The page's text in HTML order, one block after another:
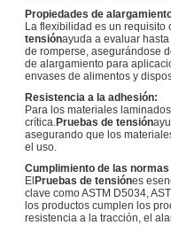
Propiedades de
La flexibilidad es un requisito
tensiónayuda a evaluar
de romperse, asegurándose
de alargamiento para
envases de alimentos y
Resistencia a la adhesión:
Para los materiales
crítica.Pruebas de tensión
asegurando que los
el uso.
Cumplimiento de las
ElPruebas de tensiónes
clave como ASTM D5034,
los productos cumplen los
resistencia a la tracción, el